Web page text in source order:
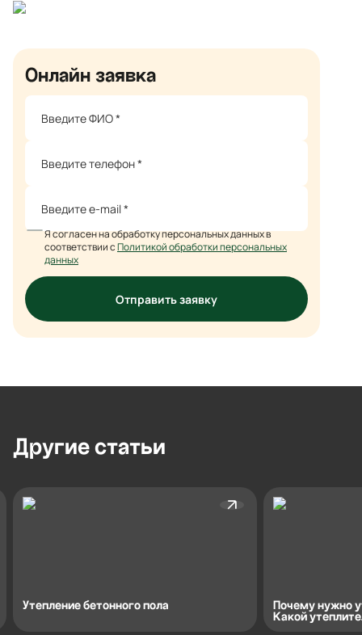
Онлайн заявка
Я согласен на обработку персональных данных в
соответствии сПолитикой обработки персональных
данных
Отправить заявку
Другие статьи
Утепление бетонного пола
Почему нужно
Какой